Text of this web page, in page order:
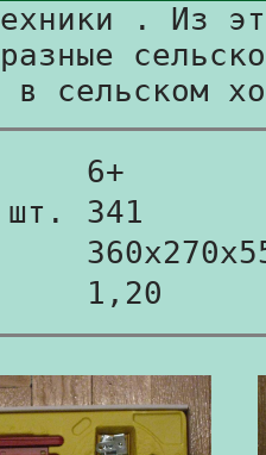
. Из
в сельском
6+
341
1,20